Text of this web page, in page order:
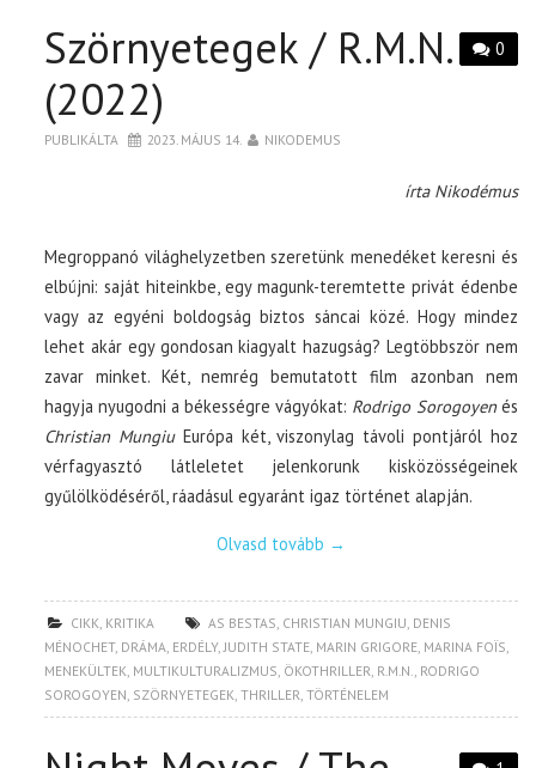
0
Szörnyetegek / R.M.N.
(2022)
PUBLIKÁLTA 2023. MÁJUS 14. NIKODEMUS
írta Nikodémus
Megroppanó világhelyzetben szeretünk menedéket keresni és
elbújni: saját hiteinkbe, egy magunk-teremtette privát édenbe
vagy az egyéni boldogság biztos sáncai közé. Hogy mindez
lehet akár egy gondosan kiagyalt hazugság? Legtöbbször nem
zavar minket. Két, nemrég bemutatott film azonban nem
hagyja nyugodni a békességre vágyókat: Rodrigo Sorogoyenés
Christian MungiuEurópa két, viszonylag távoli pontjáról hoz
vérfagyasztó látleletet jelenkorunk kisközösségeinek
gyűlölködéséről, ráadásul egyaránt igaz történet alapján.
Olvasd tovább →
CIKK, KRITIKA AS BESTAS, CHRISTIAN MUNGIU, DENIS
MÉNOCHET, DRÁMA, ERDÉLY,JUDITH STATE, MARIN GRIGORE, MARINA FOÏS,
MENEKÜLTEK, MULTIKULTURALIZMUS, ÖKOTHRILLER, R.M.N., RODRIGO
SOROGOYEN, SZÖRNYETEGEK,THRILLER,TÖRTÉNELEM